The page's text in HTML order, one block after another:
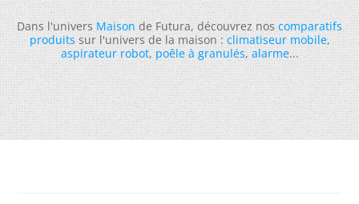
Dans l'universMaisonde Futura, découvrez noscomparatifs
produitssur l'univers de la maison :climatiseur mobile,
aspirateur robot,poêle à granulés,alarme...